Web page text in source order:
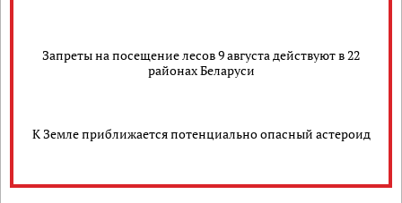
Запреты на посещение лесов 9 августа действуют в 22
районах Беларуси
К Земле приближается потенциально опасный астероид